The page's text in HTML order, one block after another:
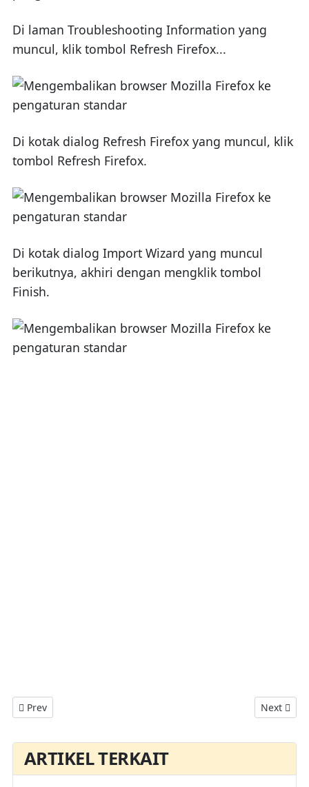
Di laman Troubleshooting Information yang
muncul, klik tombol Refresh Firefox...
Di kotak dialog Refresh Firefox yang muncul, klik
tombol Refresh Firefox.
Di kotak dialog Import Wizard yang muncul
berikutnya, akhiri dengan mengklik tombol
Finish.
Previous article: Cara Menampilkan Menu Bar Di Browser
Prev Next
Next
ARTIKEL TERKAIT